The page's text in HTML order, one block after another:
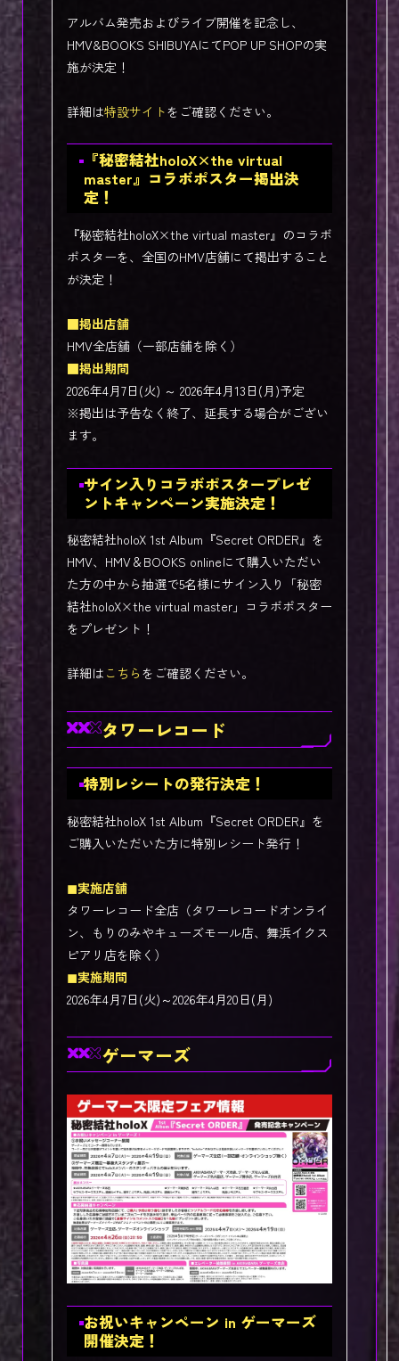
アルバム発売およびライブ開催を記念し、
HMV&BOOKS SHIBUYAにてPOP UP SHOPの実
施が決定！
詳細は特設サイトをご確認ください。
『秘密結社holoX×the virtual
master』コラボポスター掲出決
定！
『秘密結社holoX×the virtual master』のコラボ
ポスターを、全国のHMV店舗にて掲出すること
が決定！
■掲出店舗
HMV全店舗（一部店舗を除く）
■掲出期間
2026年4月7日(火) ～ 2026年4月13日(月)予定
※掲出は予告なく終了、延長する場合がござい
ます。
サイン入りコラボポスタープレゼ
ントキャンペーン実施決定！
秘密結社holoX 1st Album『Secret ORDER』を
HMV、HMV＆BOOKS onlineにて購入いただい
た方の中から抽選で5名様にサイン入り「秘密
結社holoX×the virtual master」コラボポスター
をプレゼント！
詳細は こちら をご確認ください。
タワーレコード
特別レシートの発行決定！
秘密結社holoX 1st Album『Secret ORDER』を
ご購入いただいた方に特別レシート発行！
◼︎実施店舗
タワーレコード全店（タワーレコードオンライ
ン、もりのみやキューズモール店、舞浜イクス
ピアリ店を除く）
◼︎実施期間
2026年4月7日(火)～2026年4月20日(月)
ゲーマーズ
お祝いキャンペーン in ゲーマーズ
開催決定！